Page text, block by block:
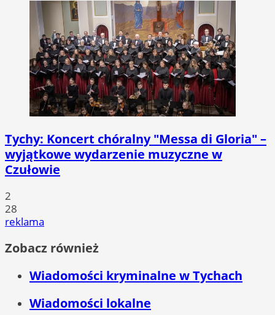
Tychy: Koncert chóralny "Messa di Gloria" –
wyjątkowe wydarzenie muzyczne w
Czułowie
2
28
reklama
Zobacz również
Wiadomości kryminalne w Tychach
Wiadomości lokalne